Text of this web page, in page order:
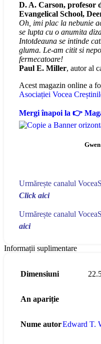
D. A. Carson, profesor
Evangelical School,
Oh, imi plac la nebunie
se lupta cu o anumita
Intotdeauna se intinde
gluma. Le-am citit si
fermecatoare!
Paul E. Miller, autor al
Acest magazin online a
Asociației Vocea
Mergi înapoi la 👉
Urmărește canalul
Click aici
Urmărește canalul
aici
Informații suplimentare
Dimensiuni
An apariție
Nume autorEdward T.